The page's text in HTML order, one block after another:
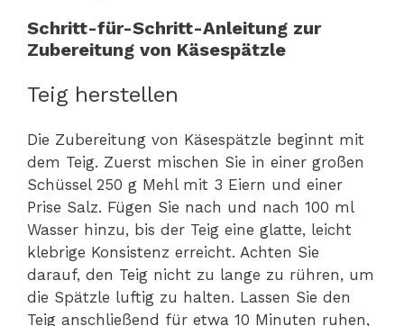
Schritt-für-Schritt-Anleitung zur
Zubereitung von Käsespätzle
Teig herstellen
Die Zubereitung von Käsespätzle beginnt mit
dem Teig. Zuerst mischen Sie in einer großen
Schüssel 250 g Mehl mit 3 Eiern und einer
Prise Salz. Fügen Sie nach und nach 100 ml
Wasser hinzu, bis der Teig eine glatte, leicht
klebrige Konsistenz erreicht. Achten Sie
darauf, den Teig nicht zu lange zu rühren, um
die Spätzle luftig zu halten. Lassen Sie den
Teig anschließend für etwa 10 Minuten ruhen,